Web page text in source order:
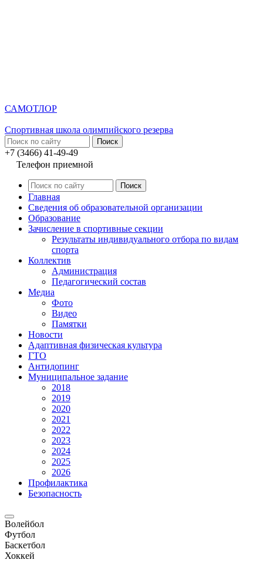
САМОТЛОР
Спортивная школа олимпийского резерва
+7 (3466) 41-49-49
Телефон приемной
Главная
Сведения об образовательной организации
Образование
Зачисление в спортивные секции
Результаты индивидуального отбора по видам
спорта
Коллектив
Администрация
Педагогический состав
Медиа
Фото
Видео
Памятки
Новости
Адаптивная физическая культура
ГТО
Антидопинг
Муниципальное задание
2018
2019
2020
2021
2022
2023
2024
2025
2026
Профилактика
Безопасность
Волейбол
Футбол
Баскетбол
Хоккей